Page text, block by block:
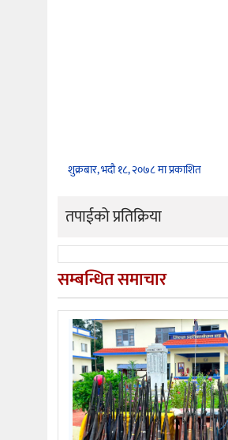
शुक्रबार, भदौ १८, २०७८ मा प्रकाशित
तपाईको प्रतिक्रिया
सम्बन्धित समाचार